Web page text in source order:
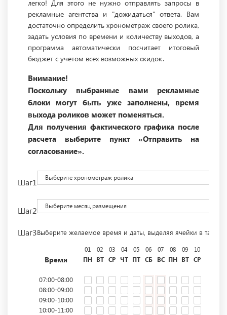
легко! Для этого не нужно отправлять запросы в
рекламные агентства и "дожидаться" ответа. Вам
достаточно определить хронометраж своего ролика,
задать условия по времени и количеству выходов, а
программа автоматически посчитает итоговый
бюджет с учетом всех возможных скидок.
Внимание!
Поскольку выбранные вами рекламные
блоки могут быть уже заполнены, время
выхода роликов может поменяться.
Для получения фактического графика после
расчета выберите пункт «Отправить на
согласование».
Шаг1 Выберите хронометраж ролика
Шаг2 Выберите месяц размещения
Шаг3Выберите желаемое время и даты, выделяя ячейки в
Время
01
ПН
02
ВТ
03
СР
04
ЧТ
05
ПТ
06
СБ
07
ВС
08
ПН
09
ВТ
10
СР
07:00-08:00
08:00-09:00
09:00-10:00
10:00-11:00